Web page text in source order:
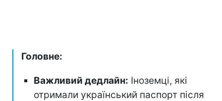
Головне:
Важливий дедлайн: Іноземці, які
отримали український паспорт після